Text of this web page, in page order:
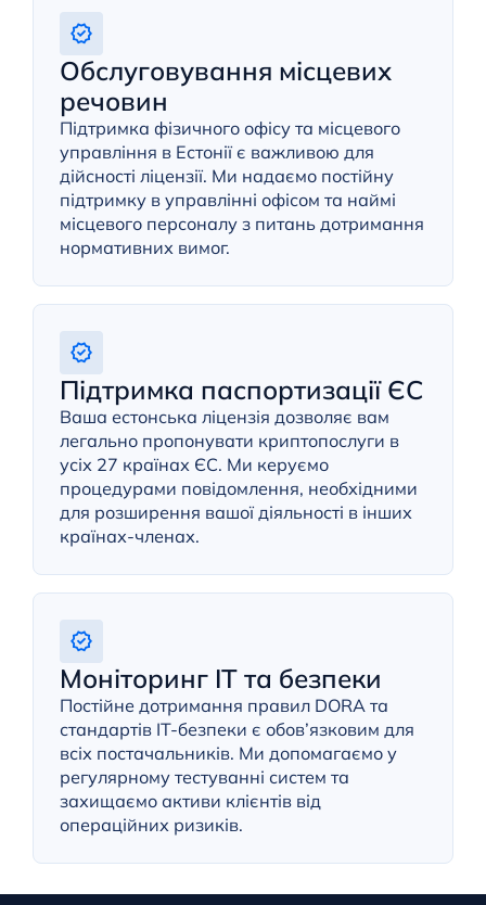
Обслуговування місцевих
речовин
Підтримка фізичного офісу та місцевого
управління в Естонії є важливою для
дійсності ліцензії. Ми надаємо постійну
підтримку в управлінні офісом та наймі
місцевого персоналу з питань дотримання
нормативних вимог.
Підтримка паспортизації ЄС
Ваша естонська ліцензія дозволяє вам
легально пропонувати криптопослуги в
усіх 27 країнах ЄС. Ми керуємо
процедурами повідомлення, необхідними
для розширення вашої діяльності в інших
країнах-членах.
Моніторинг ІТ та безпеки
Постійне дотримання правил DORA та
стандартів ІТ-безпеки є обов’язковим для
всіх постачальників. Ми допомагаємо у
регулярному тестуванні систем та
захищаємо активи клієнтів від
операційних ризиків.